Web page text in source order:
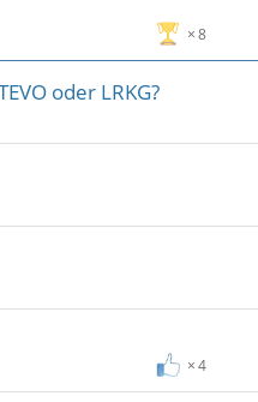
8
oder LRKG?
4